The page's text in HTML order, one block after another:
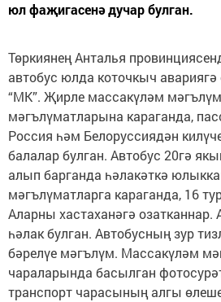
юл фаҗигасенә дучар булган.
Төркиянең Анталья
автобус юлда коточкыч авариягә
“МК”. Җирле массакүләм
мәгълүматларына караганда,
Россия һәм Белоруссиядән
балалар булган. Автобус 20гә
алып барганда һәлакәткә
мәгълүматларга караганда, 16
Аларны хастаханәгә озатканнар.
һәлак булган. Автобусның зур
бәрелүе мәгълүм. Массакүләм
чараларында басылган
транспорт чарасының алгы